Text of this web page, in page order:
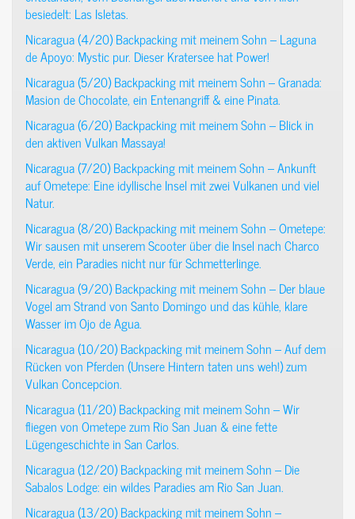
besiedelt: Las Isletas.
Nicaragua (4/20) Backpacking mit meinem Sohn – Laguna
de Apoyo: Mystic pur. Dieser Kratersee hat Power!
Nicaragua (5/20) Backpacking mit meinem Sohn – Granada:
Masion de Chocolate, ein Entenangriff & eine Pinata.
Nicaragua (6/20) Backpacking mit meinem Sohn – Blick in
den aktiven Vulkan Massaya!
Nicaragua (7/20) Backpacking mit meinem Sohn – Ankunft
auf Ometepe: Eine idyllische Insel mit zwei Vulkanen und viel
Natur.
Nicaragua (8/20) Backpacking mit meinem Sohn – Ometepe:
Wir sausen mit unserem Scooter über die Insel nach Charco
Verde, ein Paradies nicht nur für Schmetterlinge.
Nicaragua (9/20) Backpacking mit meinem Sohn – Der blaue
Vogel am Strand von Santo Domingo und das kühle, klare
Wasser im Ojo de Agua.
Nicaragua (10/20) Backpacking mit meinem Sohn – Auf dem
Rücken von Pferden (Unsere Hintern taten uns weh!) zum
Vulkan Concepcion.
Nicaragua (11/20) Backpacking mit meinem Sohn – Wir
fliegen von Ometepe zum Rio San Juan & eine fette
Lügengeschichte in San Carlos.
Nicaragua (12/20) Backpacking mit meinem Sohn – Die
Sabalos Lodge: ein wildes Paradies am Rio San Juan.
Nicaragua (13/20) Backpacking mit meinem Sohn –